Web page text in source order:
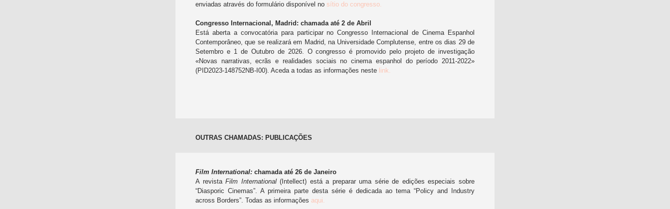
enviadas através do formulário disponível no sítio do congresso.
Congresso Internacional, Madrid: chamada até 2 de Abril
Está aberta a convocatória para participar no Congresso Internacional de Cinema Espanhol
Contemporâneo, que se realizará em Madrid, na Universidade Complutense, entre os dias 29 de
Setembro e 1 de Outubro de 2026. O congresso é promovido pelo projeto de investigação
«Novas narrativas, ecrãs e realidades sociais no cinema espanhol do período 2011-2022»
(PID2023-148752NB-I00). Aceda a todas as informações neste link.
OUTRAS CHAMADAS: PUBLICAÇÕES
Film International: chamada até 26 de Janeiro
A revistaFilm International(Intellect) está a preparar uma série de edições especiais sobre
“Diasporic Cinemas”. A primeira parte desta série é dedicada ao tema “Policy and Industry
across Borders”. Todas as informações aqui.